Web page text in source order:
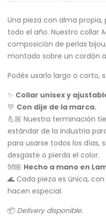
Una pieza con alma
todo el año. Nuestro collar
composición de perlas
montado sobre un cordón
Podés usarlo largo o corto,
✨ Collar unisex y
💛 Con dije de la marca.
💪🏼 Nuestra terminación
estándar de la industria
para usarse todos los días,
desgaste o pierda el color.
👐🏼 Hecho a mano en
🌊 Cada pieza es única,
hacen especial.
📦 Delivery disponible.